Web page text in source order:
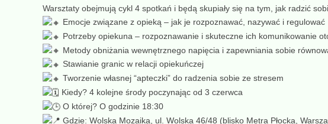
Warsztaty obejmują cykl 4 spotkań i będą skupiały się na tym, jak radzić
Emocje związane z opieką – jak je rozpoznawać, nazywać i regulować
Potrzeby opiekuna – rozpoznawanie i skuteczne ich komunikowanie
Metody obniżania wewnętrznego napięcia i zapewniania sobie
Stawianie granic w relacji opiekuńczej
Tworzenie własnej “apteczki” do radzenia sobie ze stresem
Kiedy? 4 kolejne środy poczynając od 3 czerwca
O której? O godzinie 18:30
Gdzie: Wolska Mozaika, ul. Wolska 46/48 (blisko Metra Płocka,